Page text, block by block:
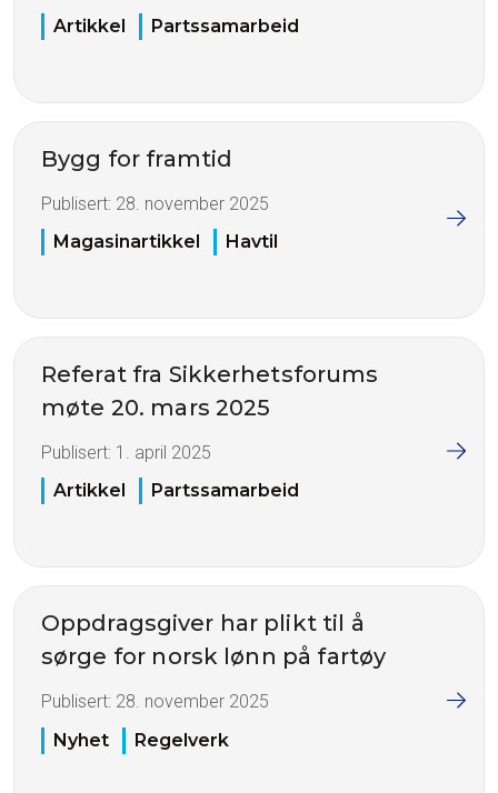
Artikkel
Partssamarbeid
Bygg for framtid
Publisert: 28. november 2025
Magasinartikkel
Havtil
Referat fra Sikkerhetsforums
møte 20. mars 2025
Publisert: 1. april 2025
Artikkel
Partssamarbeid
Oppdragsgiver har plikt til å
sørge for norsk lønn på fartøy
Publisert: 28. november 2025
Nyhet
Regelverk